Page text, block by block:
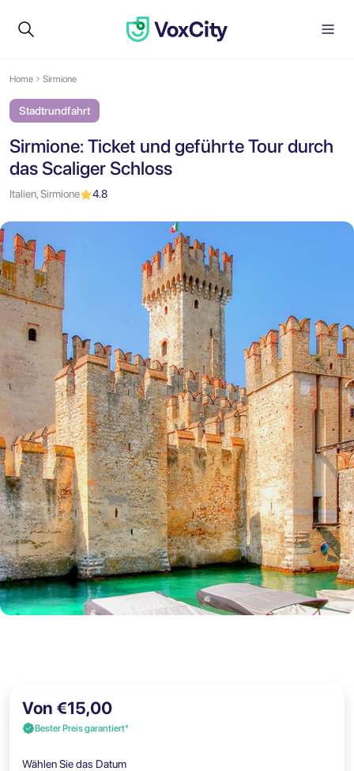
Home Sirmione
Stadtrundfahrt
Sirmione: Ticket und geführte Tour durch
das Scaliger Schloss
Italien, Sirmione 4.8
Von €15,00
Bester Preis garantiert*
Wählen Sie das Datum